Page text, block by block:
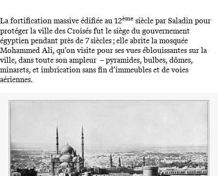
La fortification massive édifiée au 12ème siècle par Saladin pour
protéger la ville des Croisés fut le siège du gouvernement
égyptien pendant près de 7 siècles ; elle abrite la mosquée
Mohammed Ali, qu’on visite pour ses vues éblouissantes sur la
ville, dans toute son ampleur – pyramides, bulbes, dômes,
minarets, et imbrication sans fin d’immeubles et de voies
aériennes.